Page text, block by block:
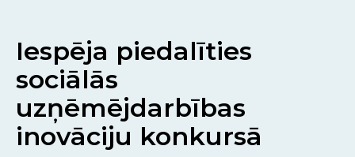
Iespēja piedalīties
sociālās
uzņēmējdarbības
inovāciju konkursā